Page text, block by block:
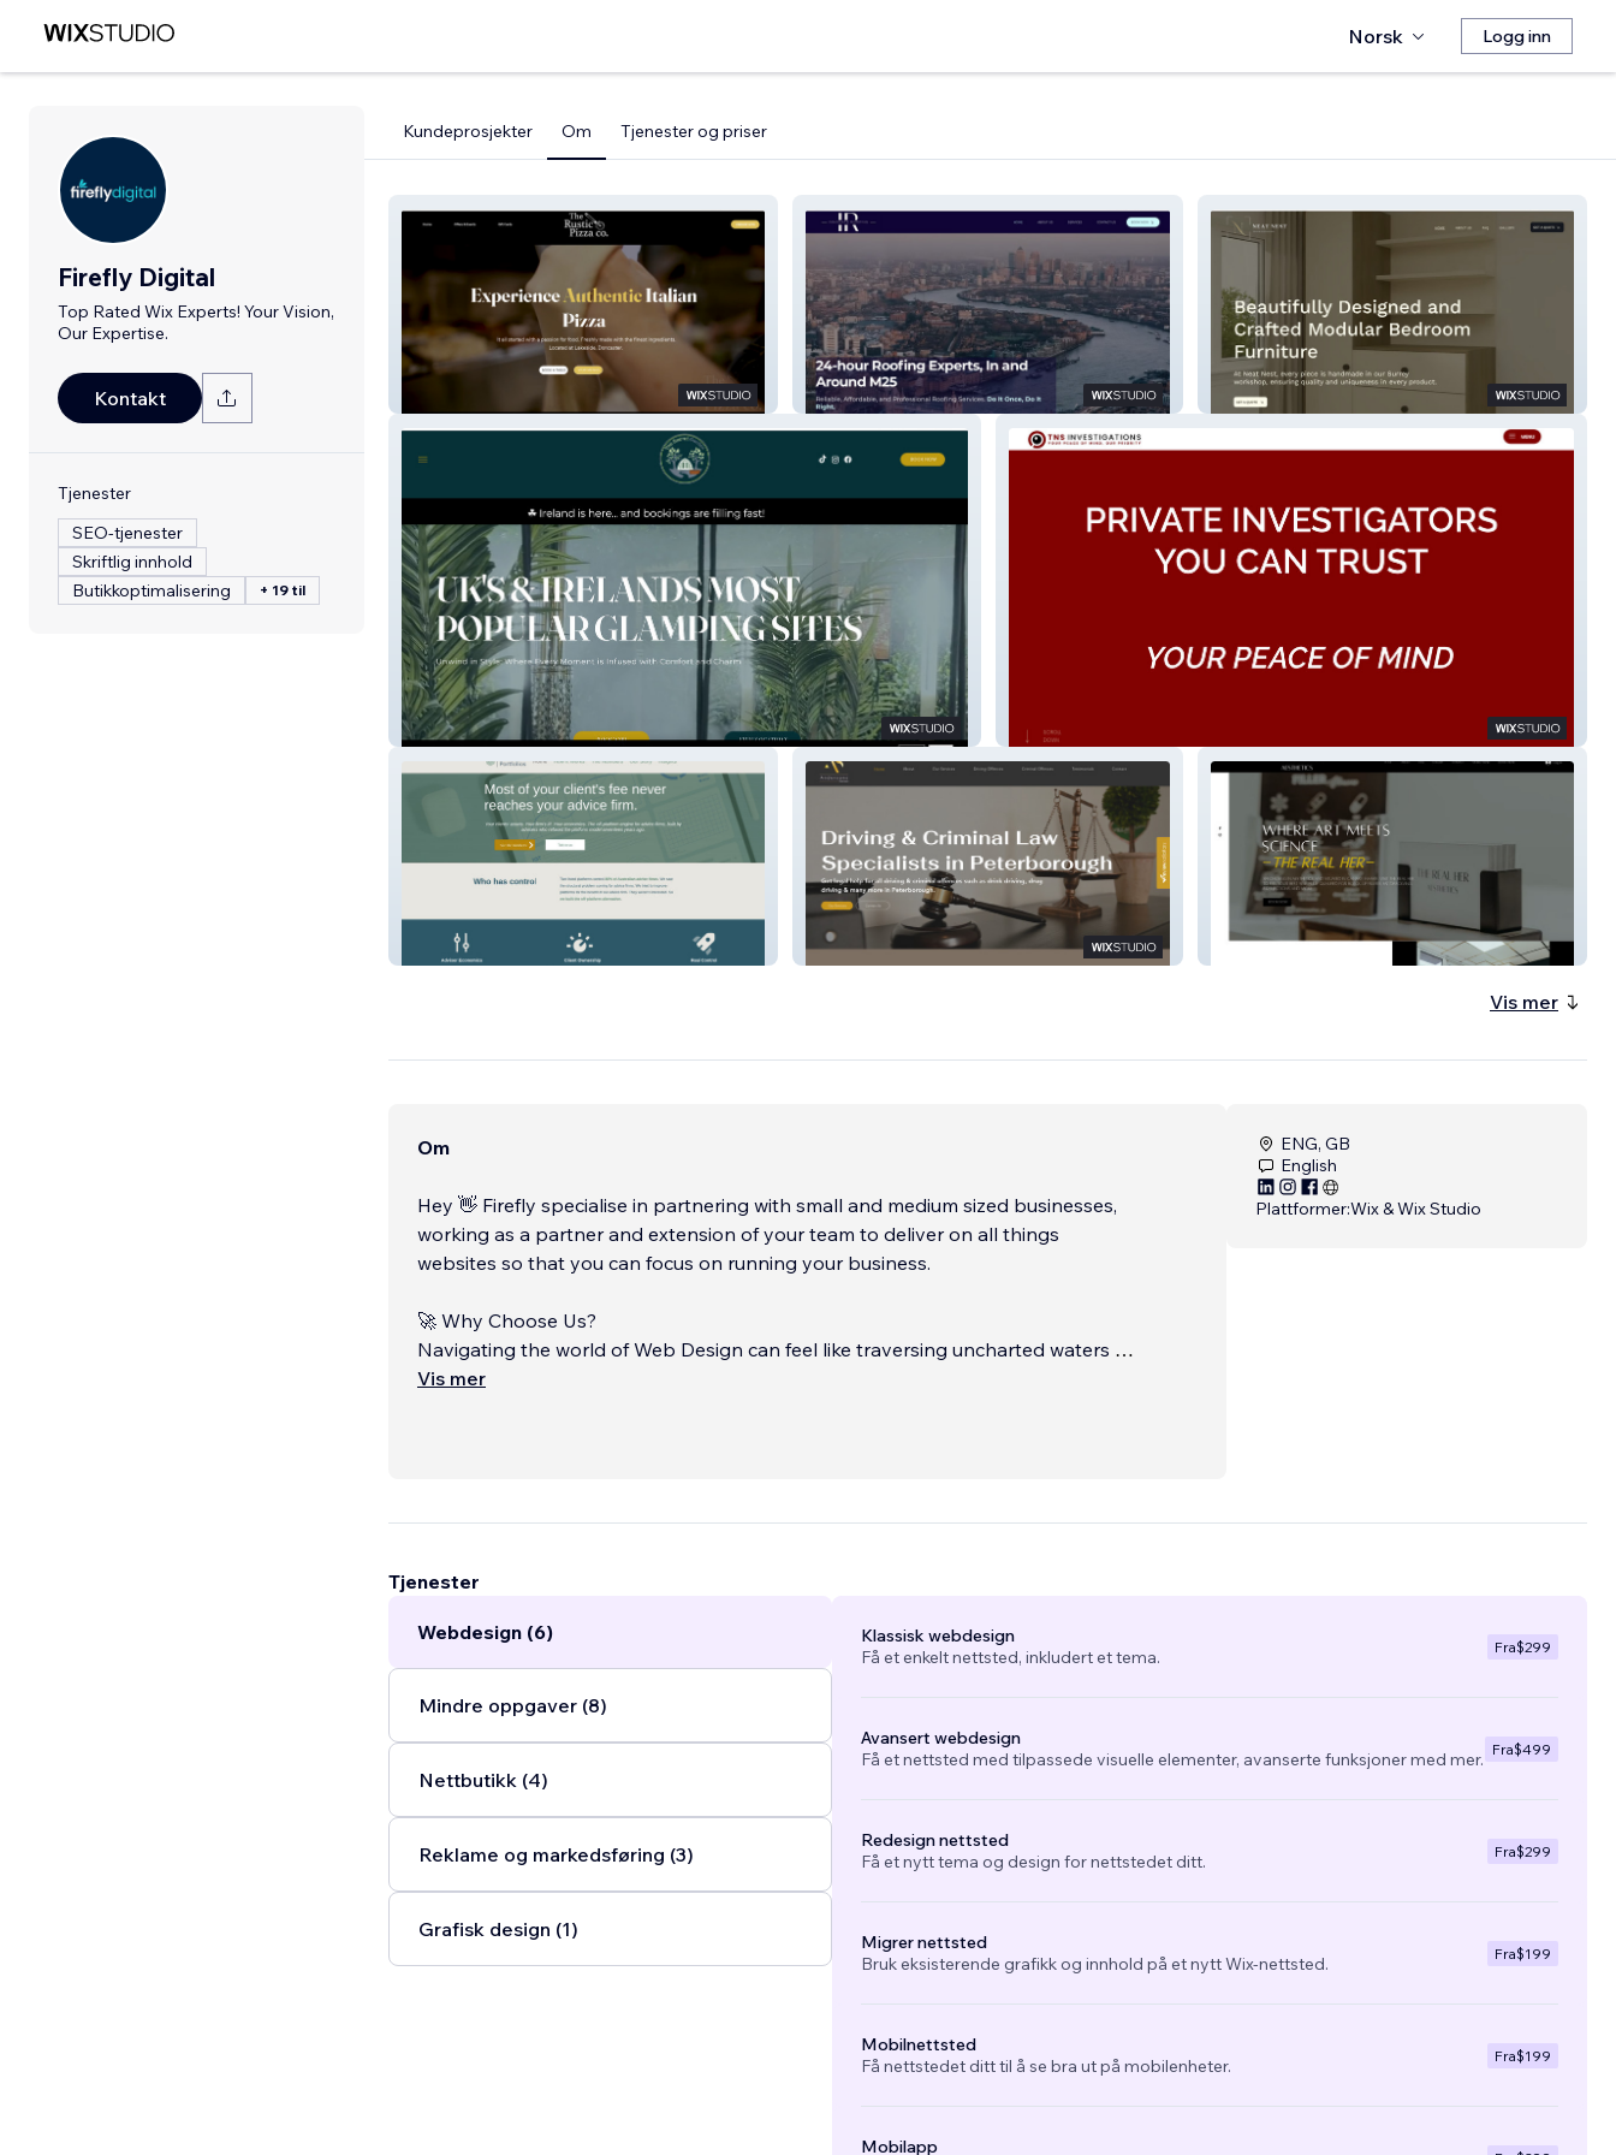
Norsk Logg inn
Firefly Digital
Top Rated Wix Experts! Your Vision,
Our Expertise.
Kontakt
Tjenester
SEO-tjenester
Skriftlig innhold
Butikkoptimalisering
+ 19 til
Kundeprosjekter Om Tjenester og priser
Rustic Pizza Co Innovate Property Neat Nest
The Secret Garden Glamping TNS Investigations
Managed Portfolios Andersons Solicitors The Real Her Ltd
Vis mer
Om
Hey 👋 Firefly specialise in partnering with small and medium sized businesses,
working as a partner and extension of your team to deliver on all things
websites so that you can focus on running your business.
🚀 Why Choose Us?
Navigating the world of Web Design can feel like traversing uncharted waters –
time-consuming and overwhelming. That's where we come in. Our seasoned
Vis mer
ENG, GB
English
Plattformer:Wix & Wix Studio
Tjenester
Webdesign (6)
Mindre oppgaver (8)
Nettbutikk (4)
Reklame og markedsføring (3)
Grafisk design (1)
Klassisk webdesign
Få et enkelt nettsted, inkludert et tema.
Fra$299
Avansert webdesign
Få et nettsted med tilpassede visuelle elementer, avanserte funksjoner med mer. Fra$499
Redesign nettsted
Få et nytt tema og design for nettstedet ditt.
Fra$299
Migrer nettsted
Bruk eksisterende grafikk og innhold på et nytt Wix-nettsted.
Fra$199
Mobilnettsted
Få nettstedet ditt til å se bra ut på mobilenheter.
Fra$199
Mobilapp